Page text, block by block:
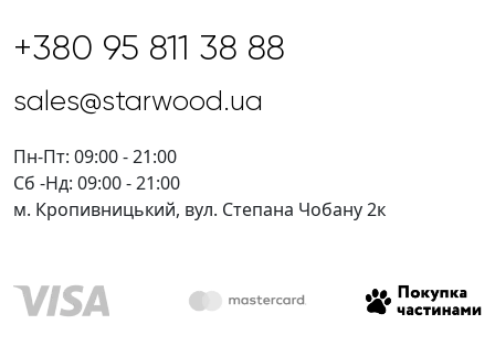
+380 95 811 38 88
sales@starwood.ua
Пн-Пт: 09:00 - 21:00
Сб -Нд: 09:00 - 21:00
м. Кропивницький, вул. Степана Чобану 2к